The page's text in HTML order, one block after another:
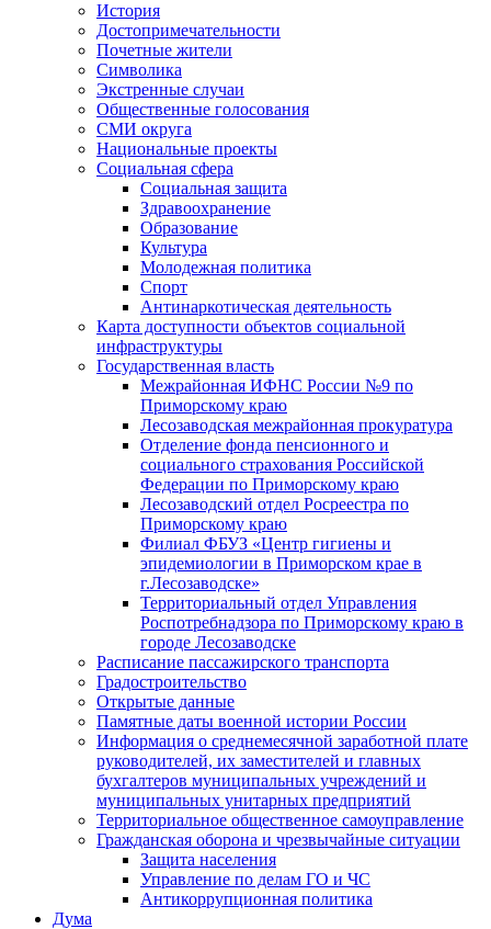
История
Достопримечательности
Почетные жители
Символика
Экстренные случаи
Общественные голосования
СМИ округа
Национальные проекты
Социальная сфера
Социальная защита
Здравоохранение
Образование
Культура
Молодежная политика
Спорт
Антинаркотическая деятельность
Карта доступности объектов социальной
инфраструктуры
Государственная власть
Межрайонная ИФНС России №9 по
Приморскому краю
Лесозаводская межрайонная прокуратура
Отделение фонда пенсионного и
социального страхования Российской
Федерации по Приморскому краю
Лесозаводский отдел Росреестра по
Приморскому краю
Филиал ФБУЗ «Центр гигиены и
эпидемиологии в Приморском крае в
г.Лесозаводске»
Территориальный отдел Управления
Роспотребнадзора по Приморскому краю в
городе Лесозаводске
Расписание пассажирского транспорта
Градостроительство
Открытые данные
Памятные даты военной истории России
Информация о среднемесячной заработной плате
руководителей, их заместителей и главных
бухгалтеров муниципальных учреждений и
муниципальных унитарных предприятий
Территориальное общественное самоуправление
Гражданская оборона и чрезвычайные ситуации
Защита населения
Управление по делам ГО и ЧС
Антикоррупционная политика
Дума